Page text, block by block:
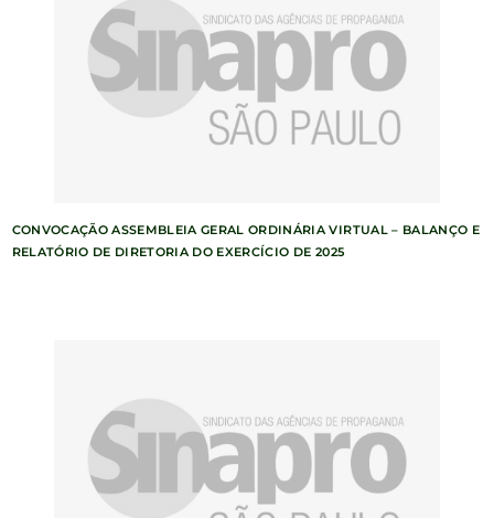
CONVOCAÇÃO ASSEMBLEIA GERAL ORDINÁRIA VIRTUAL – BALANÇO E
RELATÓRIO DE DIRETORIA DO EXERCÍCIO DE 2025